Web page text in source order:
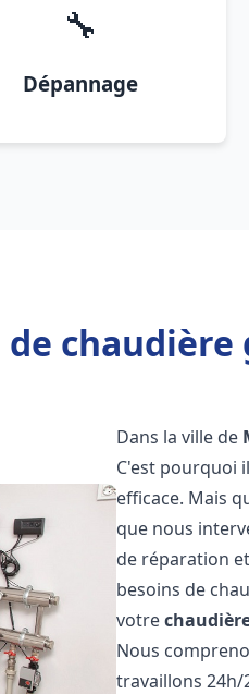
🔧
Dépannage
chaudière
Dans la ville de
C'est pourquoi
efficace. Mais
que nous
de réparation
besoins de
votre
Nous
travaillons